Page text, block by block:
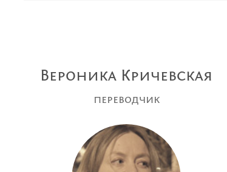
Вероника Кричевская
переводчик